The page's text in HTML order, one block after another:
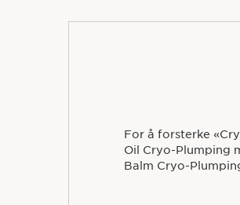
For å forsterke
Oil Cryo-Plumping
Balm Cryo-